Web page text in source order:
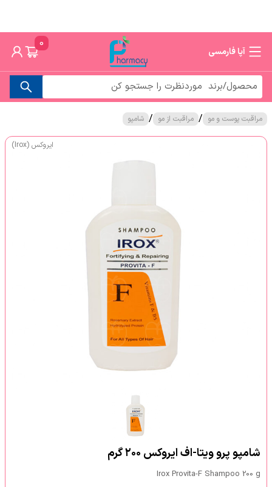
آپا فارمسی
0
مراقبت پوست و مو / مراقبت از مو / شامپو
ایروکس (Irox)
شامپو پرو ویتا-اف ایروکس ۲۰۰ گرم
Irox Provita-F Shampoo 200 g